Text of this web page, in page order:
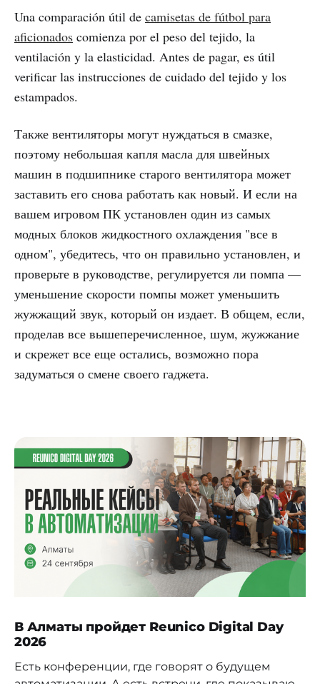
Una comparación útil de camisetas de fútbol para
aficionados comienza por el peso del tejido, la
ventilación y la elasticidad. Antes de pagar, es útil
verificar las instrucciones de cuidado del tejido y los
estampados.
Также вентиляторы могут нуждаться в смазке,
поэтому небольшая капля масла для швейных
машин в подшипнике старого вентилятора может
заставить его снова работать как новый. И если на
вашем игровом ПК установлен один из самых
модных блоков жидкостного охлаждения "все в
одном", убедитесь, что он правильно установлен, и
проверьте в руководстве, регулируется ли помпа —
уменьшение скорости помпы может уменьшить
жужжащий звук, который он издает. В общем, если,
проделав все вышеперечисленное, шум, жужжание
и скрежет все еще остались, возможно пора
задуматься о смене своего гаджета.
В Алматы пройдет Reunico Digital Day
2026
Есть конференции, где говорят о будущем